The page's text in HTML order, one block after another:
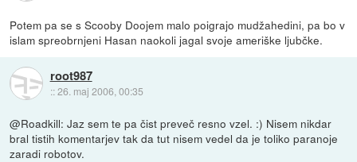
Potem pa se s Scooby Doojem malo poigrajo mudžahedini, pa bo v
islam spreobrnjeni Hasan naokoli jagal svoje ameriške ljubčke.
root987
::26. maj 2006, 00:35
@Roadkill: Jaz sem te pa čist preveč resno vzel. :) Nisem nikdar
bral tistih komentarjev tak da tut nisem vedel da je toliko paranoje
zaradi robotov.